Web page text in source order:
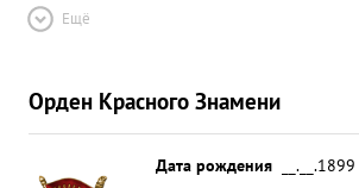
Ещё
Орден Красного Знамени
Дата рождения
__.__.1899